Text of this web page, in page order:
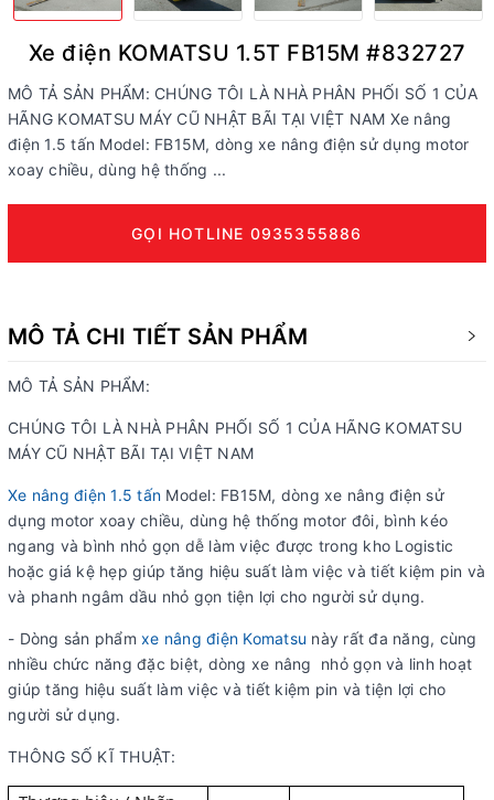
Xe điện KOMATSU 1.5T FB15M #832727
MÔ TẢ SẢN PHẨM: CHÚNG TÔI LÀ NHÀ PHÂN PHỐI SỐ 1 CỦA
HÃNG KOMATSU MÁY CŨ NHẬT BÃI TẠI VIỆT NAM Xe nâng
điện 1.5 tấn Model: FB15M, dòng xe nâng điện sử dụng motor
xoay chiều, dùng hệ thống ...
GỌI HOTLINE 0935355886
MÔ TẢ CHI TIẾT SẢN PHẨM
MÔ TẢ SẢN PHẨM:
CHÚNG TÔI LÀ NHÀ PHÂN PHỐI SỐ 1 CỦA HÃNG KOMATSU
MÁY CŨ NHẬT BÃI TẠI VIỆT NAM
Xe nâng điện 1.5 tấn Model: FB15M, dòng xe nâng điện sử
dụng motor xoay chiều, dùng hệ thống motor đôi, bình kéo
ngang và bình nhỏ gọn dễ làm việc được trong kho Logistic
hoặc giá kệ hẹp giúp tăng hiệu suất làm việc và tiết kiệm pin và
và phanh ngâm dầu nhỏ gọn tiện lợi cho người sử dụng.
- Dòng sản phẩm xe nâng điện Komatsu này rất đa năng, cùng
nhiều chức năng đặc biệt, dòng xe nâng nhỏ gọn và linh hoạt
giúp tăng hiệu suất làm việc và tiết kiệm pin và tiện lợi cho
người sử dụng.
THÔNG SỐ KĨ THUẬT: